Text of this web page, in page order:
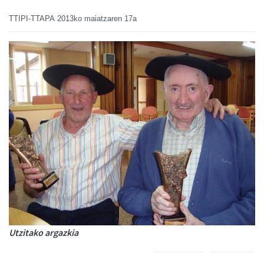
TTIPI-TTAPA 2013ko maiatzaren 17a
Utzitako argazkia